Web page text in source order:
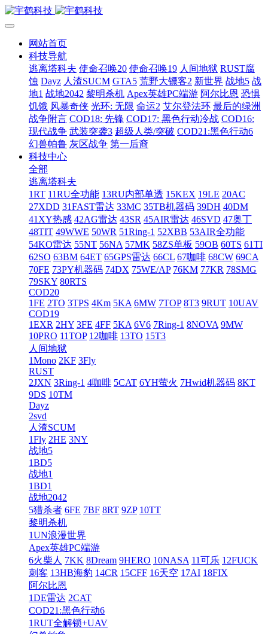
网站首页
科技导航
逃离塔科夫 使命召唤20 使命召唤19 人间地狱 RUST腐
蚀 Dayz 人渣SUCM GTA5 荒野大镖客2 新世界 战地5 战
地1 战地2042 黎明杀机 Apex英雄PC端游 阿尔比恩 恐惧
饥饿 风暴奇侠 光环: 无限 命运2 艾尔登法环 最后的绿洲
战争附言 COD18: 先锋 COD17: 黑色行动冷战 COD16:
现代战争 武装突袭3 超级人类/突破 COD21:黑色行动6
幻兽帕鲁 灰区战争 第一后裔
科技中心
全部
逃离塔科夫
1RT 11RU全功能 13RU内部单透 15KEX 19LE 20AC
27XDD 31FAST雷达 33MC 35TB机器码 39DH 40DM
41XY热感 42AG雷达 43SR 45AIR雷达 46SVD 47奥丁
48TIT 49WWE 50WR 51Ring-1 52XBB 53AIR全功能
54KO雷达 55NT 56NA 57MK 58ZS单板 59OB 60TS 61TI
62SO 63BM 64ET 65GPS雷达 66CL 67咖啡 68CW 69CA
70FE 73PY机器码 74DX 75WE/AP 76KM 77KR 78SMG
79SKY 80RTS
COD20
1FE 2TO 3TPS 4Km 5KA 6MW 7TOP 8T3 9RUT 10UAV
COD19
1EXR 2HY 3FE 4FF 5KA 6V6 7Ring-1 8NOVA 9MW
10PRO 11TOP 12咖啡 13TO 15T3
人间地狱
1Mono 2KF 3Fly
RUST
2JXN 3Ring-1 4咖啡 5CAT 6YH萤火 7Hwid机器码 8KT
9DS 10TM
Dayz
2svd
人渣SCUM
1Fly 2HE 3NY
战地5
1BD5
战地1
1BD1
战地2042
5猎杀者 6FE 7BF 8RT 9ZP 10TT
黎明杀机
1UN浪漫世界
Apex英雄PC端游
6火柴人 7KK 8Dream 9HERO 10NASA 11可乐 12FUCK
刺客 13HB海豹 14CR 15CFF 16天空 17AI 18FIX
阿尔比恩
1DE雷达 2CAT
COD21:黑色行动6
1RUT全解锁+UAV